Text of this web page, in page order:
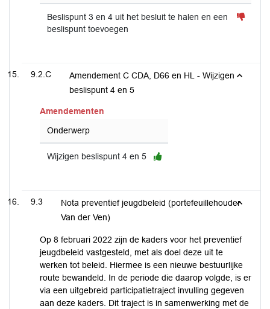
Beslispunt 3 en 4 uit het besluit te halen en een
beslispunt toevoegen
9.2.C
Amendement C CDA, D66 en HL - Wijzigen
beslispunt 4 en 5
Amendementen
Onderwerp
Wijzigen beslispunt 4 en 5
9.3
Nota preventief jeugdbeleid (portefeuillehouder
Van der Ven)
Op 8 februari 2022 zijn de kaders voor het preventief
jeugdbeleid vastgesteld, met als doel deze uit te
werken tot beleid. Hiermee is een nieuwe bestuurlijke
route bewandeld. In de periode die daarop volgde, is er
via een uitgebreid participatietraject invulling gegeven
aan deze kaders. Dit traject is in samenwerking met de